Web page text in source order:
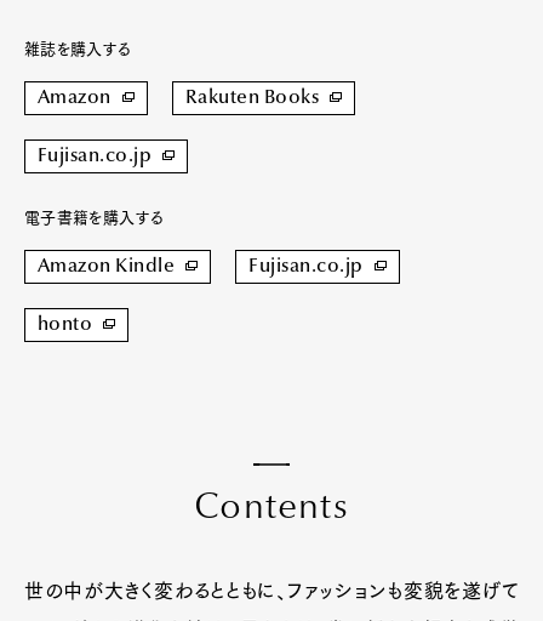
雑誌を購入する
Amazon Rakuten Books
Fujisan.co.jp
電子書籍を購入する
Amazon Kindle Fujisan.co.jp
honto
Contents
世の中が大きく変わるとともに、ファッションも変貌を遂げて